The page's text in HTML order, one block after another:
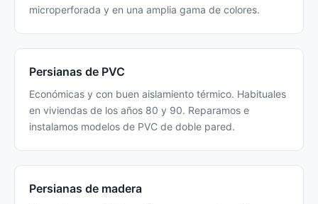
microperforada y en una amplia gama de colores.
Persianas de PVC
Económicas y con buen aislamiento térmico. Habituales
en viviendas de los años 80 y 90. Reparamos e
instalamos modelos de PVC de doble pared.
Persianas de madera